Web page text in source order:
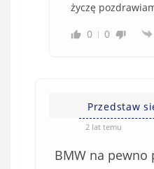
życzę
0
0
Przedstaw
2 lat temu
BMW na pewno